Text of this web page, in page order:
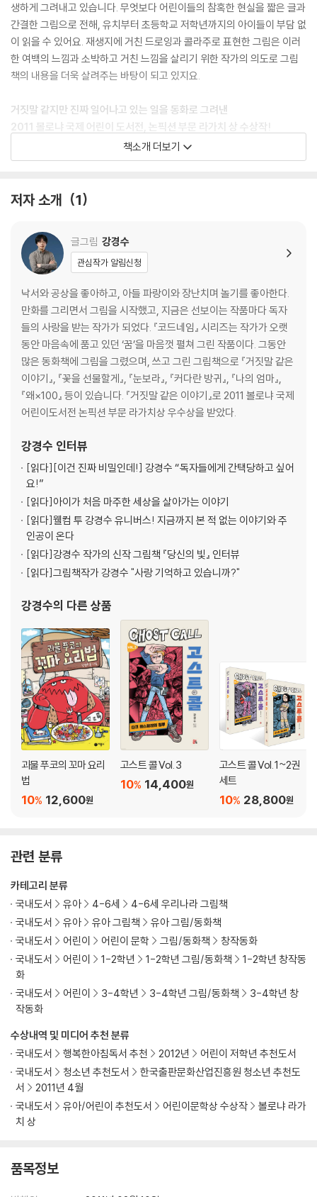
생하게 그려내고 있습니다. 무엇보다 어린이들의 참혹한 현실을 짧은 글과
간결한 그림으로 전해, 유치부터 초등학교 저학년까지의 아이들이 부담 없
이 읽을 수 있어요. 재생지에 거친 드로잉과 콜라주로 표현한 그림은 이러
한 여백의 느낌과 소박하고 거친 느낌을 살리기 위한 작가의 의도로 그림
책의 내용을 더욱 살려주는 바탕이 되고 있지요.
거짓말 같지만 진짜 일어나고 있는 일을 동화로 그려낸
2011 볼로냐 국제 어린이 도서전, 논픽션 부문 라가치 상 수상작!
우리가 모르는 어딘가에서는 매일매일 지진이나 홍수 같은 대재앙, 가난과
어요. 하지만 우리는 우리가 행복하다고 해서 그들의 아픔을 모른 척하지
면 말이죠.
거짓말 같은 이야기는 동화작가 선생님이 우연히 한 다큐멘터리를 보고 떠
별로 상관 없는, 아주 먼 이야기처럼 들릴지 몰라도 우리가 이 작은 지구에
같이 살고 있는 인간, 똑같은 사람이라는 사실이 그들의 아픔을 외면할 수
없게 합니다. 설마 이런 일이 있겠어? 거짓말 같은데? 라는 말이 나올 만큼
믿을 수 없는 멀리 있는 친구들의 이야기, 동화로 한 번 만나보는 것은 어떨
까요.
책소개 더보기
저자 소개 1
글그림 강경수
관심작가 알림신청
낙서와 공상을 좋아하고, 아들 파랑이와 장난치며 놀기를 좋아한다.
만화를 그리면서 그림을 시작했고, 지금은 선보이는 작품마다 독자
들의 사랑을 받는 작가가 되었다. 『코드네임』 시리즈는 작가가 오랫
동안 마음속에 품고 있던 ‘꿈’을 마음껏 펼쳐 그린 작품이다. 그동안
많은 동화책에 그림을 그렸으며, 쓰고 그린 그림책으로 『거짓말 같은
이야기』, 『꽃을 선물할게』, 『눈보라』, 『커다란 방귀』, 『나의 엄마』,
『왜×100』 등이 있습니다. 『거짓말 같은 이야기』로 2011 볼로냐 국제
어린이도서전 논픽션 부문 라가치상 우수상을 받았다.
강경수 인터뷰
[읽다] [이건 진짜 비밀인데!] 강경수 “독자들에게 간택당하고 싶어
요!”
[읽다] 아이가 처음 마주한 세상을 살아가는 이야기
[읽다]웰컴 투 강경수 유니버스! 지금까지 본 적 없는 이야기와 주
인공이 온다
[읽다]강경수 작가의 신작 그림책 『당신의 빛』 인터뷰
[읽다]그림책작가 강경수 "사랑 기억하고 있습니까?"
강경수의 다른 상품
괴물 푸코의 꼬마 요리
법
12,600원
10%
고스트 콜 Vol. 3
14,400원
10%
고스트 콜 Vol. 1~2권
세트
28,800원
10%
관련 분류
수상내역 및 미디어 추천 분류
국내도서
행복한아침독서 추천 2012년
어린이 저학년 추천도서
국내도서
청소년 추천도서
한국출판문화산업진흥원 청소년 추천도
서
2011년 4월
국내도서
유아/어린이 추천도서 어린이문학상 수상작
볼로냐 라가
치 상
카테고리 분류
국내도서
유아 4-6세
4-6세 우리나라 그림책
국내도서
유아 유아 그림책
유아 그림/동화책
국내도서
어린이 어린이 문학 그림/동화책
창작동화
국내도서
어린이 1-2학년 1-2학년 그림/동화책
1-2학년 창작동
화
국내도서
어린이 3-4학년 3-4학년 그림/동화책
3-4학년 창
작동화
품목정보